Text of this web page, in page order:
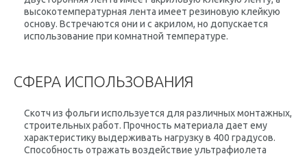
высокотемпературная лента имеет резиновую клейкую
основу. Встречаются они и с акрилом, но допускается
использование при комнатной температуре.
СФЕРА ИСПОЛЬЗОВАНИЯ
Скотч из фольги используется для различных монтажных,
строительных работ. Прочность материала дает ему
характеристику выдерживать нагрузку в 400 градусов.
Способность отражать воздействие ультрафиолета